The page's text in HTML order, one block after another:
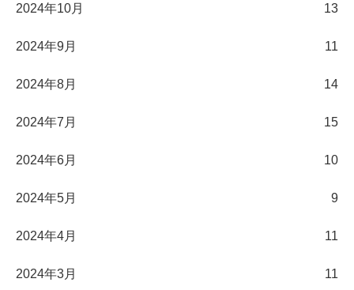
2024年10月 13
2024年9月 11
2024年8月 14
2024年7月 15
2024年6月 10
2024年5月 9
2024年4月 11
2024年3月 11